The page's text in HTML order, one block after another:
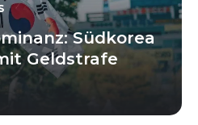
Südkorea
Geldstrafe